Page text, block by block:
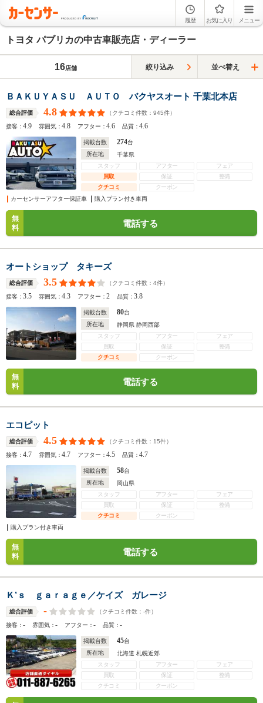
履歴 お気に入り メニュー
トヨタ パブリカの中古車販売店・ディーラー
16店舗 絞り込み 並べ替え
ＢＡＫＵＹＡＳＵ ＡＵＴＯ バクヤスオート 千葉北本店
総合評価 4.8 （クチコミ件数： 945件）
接客：4.9 雰囲気：4.8 アフター：4.6 品質：4.6
掲載台数 274台
所在地
千葉県
スタッフ
アフター
フェア
買取
保証
整備
クチコミ
クーポン
カーセンサーアフター保証車
購入プラン付き車両
無
料
電話する
オートショップ タキーズ
総合評価 3.5 （クチコミ件数： 4件）
接客：3.5 雰囲気：4.3 アフター：2 品質：3.8
掲載台数 80台
所在地
静岡県 静岡西部
スタッフ
アフター
フェア
買取
保証
整備
クチコミ
クーポン
無
料
電話する
エコピット
総合評価 4.5 （クチコミ件数： 15件）
接客：4.7 雰囲気：4.7 アフター：4.5 品質：4.7
掲載台数 58台
所在地
岡山県
スタッフ
アフター
フェア
買取
保証
整備
クチコミ
クーポン
購入プラン付き車両
無
料
電話する
Ｋ’ｓ ｇａｒａｇｅ／ケイズ ガレージ
総合評価 - （クチコミ件数： -件）
接客：- 雰囲気：- アフター：- 品質：-
掲載台数 45台
所在地
北海道 札幌近郊
スタッフ
アフター
フェア
買取
保証
整備
クチコミ
クーポン